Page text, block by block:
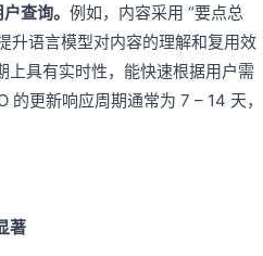
查询。 例如，内容采用 “要点总
升语言模型对内容的理解和复用效
上具有实时性，能快速根据用户需
的更新响应周期通常为 7 – 14 天，
著